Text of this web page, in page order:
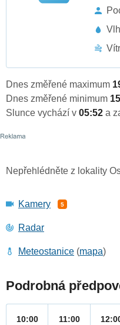
Dnes změřené maximum
Dnes změřené minimum
Slunce vychází v 05:52 a
Nepřehlédněte z lokality
Kamery 5
Radar
Meteostanice (mapa)
Podrobná
10:00 11:00